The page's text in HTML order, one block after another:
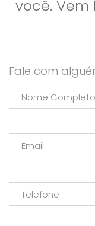
você.
Fale com